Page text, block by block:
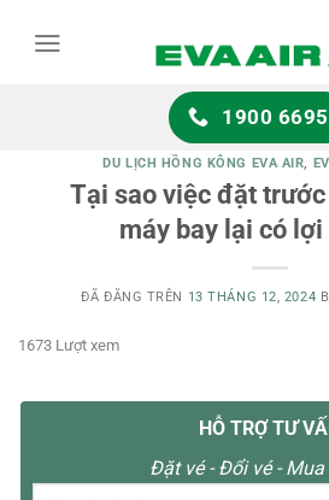
1900 6695
DU LỊCH HỒNG KÔNG EVA AIR,
Tại sao việc đặt
máy bay lại có lợi
ĐÃ ĐĂNG TRÊN 13 THÁNG 12, 2024
1673 Lượt xem
HỖ TRỢ TƯ
Đặt vé - Đổi vé -